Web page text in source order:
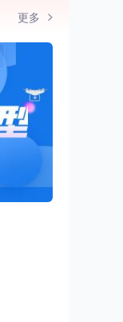
更多